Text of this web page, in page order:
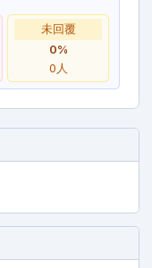
未回覆
0%
0 人